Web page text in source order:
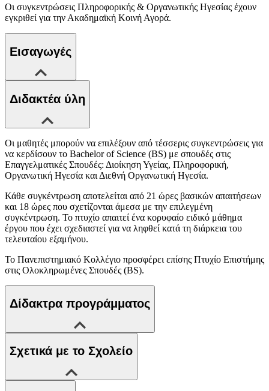
Οι συγκεντρώσεις Πληροφορικής & Οργανωτικής Ηγεσίας έχουν
εγκριθεί για την Ακαδημαϊκή Κοινή Αγορά.
Εισαγωγές
Διδακτέα ύλη
Οι μαθητές μπορούν να επιλέξουν από τέσσερις συγκεντρώσεις για
να κερδίσουν το Bachelor of Science (BS) με σπουδές στις
Επαγγελματικές Σπουδές: Διοίκηση Υγείας, Πληροφορική,
Οργανωτική Ηγεσία και Διεθνή Οργανωτική Ηγεσία.
Κάθε συγκέντρωση αποτελείται από 21 ώρες βασικών απαιτήσεων
και 18 ώρες που σχετίζονται άμεσα με την επιλεγμένη
συγκέντρωση. Το πτυχίο απαιτεί ένα κορυφαίο ειδικό μάθημα
έργου που έχει σχεδιαστεί για να ληφθεί κατά τη διάρκεια του
τελευταίου εξαμήνου.
Το Πανεπιστημιακό Κολλέγιο προσφέρει επίσης Πτυχίο Επιστήμης
στις Ολοκληρωμένες Σπουδές (BS).
Δίδακτρα προγράμματος
Σχετικά με το Σχολείο